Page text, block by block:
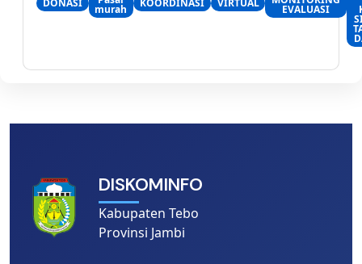
DONASI murah KOORDINASI VIRTUAL EVALUASI
DISKOMINFO
Kabupaten Tebo
Provinsi Jambi